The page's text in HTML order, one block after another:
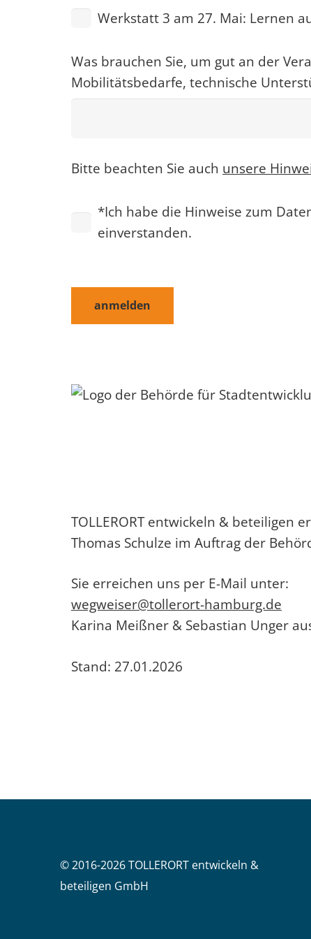
Werkstatt 3 am 27. Mai: Lernen
Was brauchen Sie, um gut an der
Mobilitätsbedarfe, technische
Bitte beachten Sie auch unsere
*Ich habe die Hinweise zum
einverstanden.
leer.
TOLLERORT entwickeln &
Thomas Schulze im Auftrag der
Sie erreichen uns per E-Mail unter:
wegweiser@tollerort-hamburg.de
Karina Meißner & Sebastian Unger
Stand: 27.01.2026
© 2016-2026 TOLLERORT entwickeln &
beteiligen GmbH